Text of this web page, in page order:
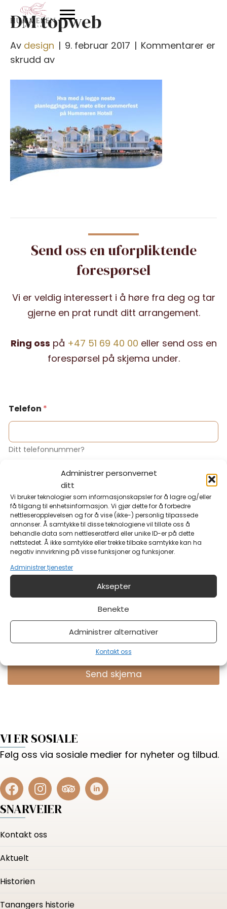
Administrer personvernet
ditt
Vi bruker teknologier som informasjonskapsler for å lagre og/eller
få tilgang til enhetsinformasjon. Vi gjør dette for å forbedre
nettleseropplevelsen og for å vise (ikke-) personlig tilpassede
annonser. Å samtykke til disse teknologiene vil tillate oss å
behandle data som nettleseratferd eller unike ID-er på dette
nettstedet. Å ikke samtykke eller trekke tilbake samtykke kan ha
negativ innvirkning på visse funksjoner og funksjoner.
Administrer tjenester
Aksepter
Benekte
Administrer alternativer
Kontakt oss
DM topweb
Av design | 9. februar 2017 | Kommentarer er
skrudd avfor
Send oss en uforpliktende
forespørsel
Vi er veldig interessert i å høre fra deg og tar
gjerne en prat rundt ditt arrangement.
Ring oss på +47 51 69 40 00 eller send oss en
forespørsel på skjema under.
Telefon *
Ditt telefonnummer?
Din e-postadresse?
Melding
Har du noe på hjertet?
Send skjema
VI ER SOSIALE
Følg oss via sosiale medier for nyheter og tilbud.
SNARVEIER
Kontakt oss
Aktuelt
Historien
Tanangers historie